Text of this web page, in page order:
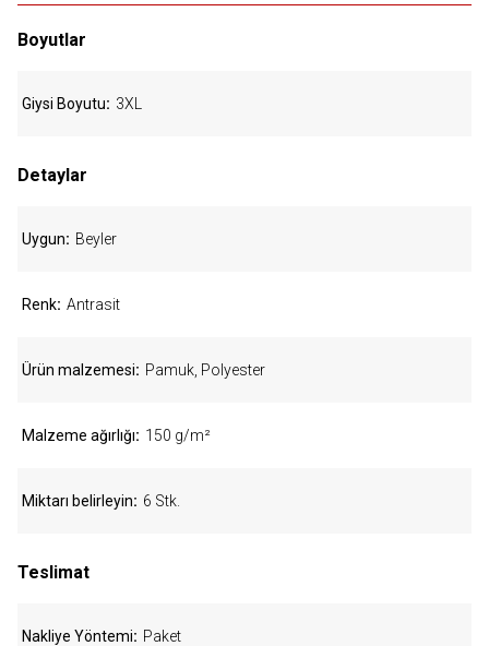
Boyutlar
Giysi Boyutu 3XL
Detaylar
Uygun Beyler
Renk Antrasit
Ürün malzemesi Pamuk, Polyester
Malzeme ağırlığı 150 g/m²
Miktarı belirleyin 6 Stk.
Teslimat
Nakliye Yöntemi Paket